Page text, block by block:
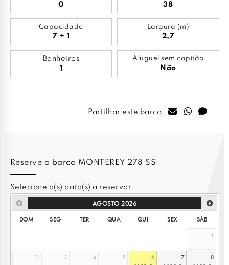
0 38
Capacidade
7 + 1
Largura (m)
2,7
Banheiros
1
Aluguel sem capitão
Não
Partilhar este barco
Reserve o barco MONTEREY 278 SS
Selecione a(s) data(s) a reservar
AGOSTO 2026
DOM SEG TER QUA QUI SEX
SÁB
1
2 3 4 5 6 7 8